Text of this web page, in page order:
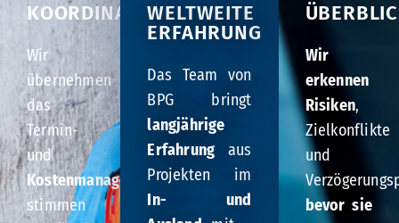
KOORDINATION
Wir
übernehmen
das
Termin-
und
Kostenmanagement,
stimmen
WELTWEITE
ERFAHRUNG
Das Team von
BPG bringt
langjährige
Erfahrung aus
Projekten im
In- und
Wir
erkennen
Risiken,
Zielkonflikte
und
bevor sie